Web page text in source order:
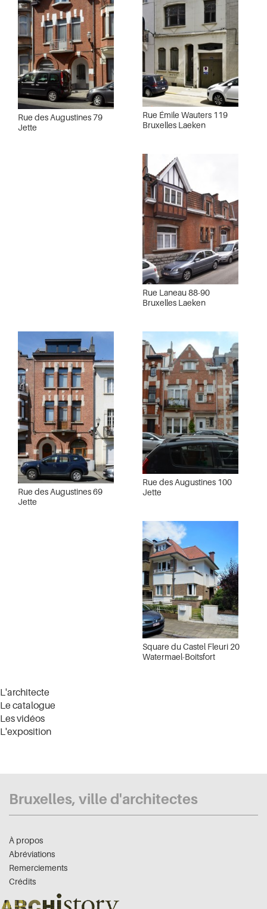
Rue des Augustines 79
Jette
Rue Émile Wauters 119
Bruxelles Laeken
Rue Laneau 88-90
Bruxelles Laeken
Rue des Augustines 69
Jette
Rue des Augustines 100
Jette
Square du Castel Fleuri 20
Watermael-Boitsfort
L'architecte
Le catalogue
Les vidéos
L'exposition
Bruxelles, ville d'architectes
À propos
Abréviations
Remerciements
Crédits